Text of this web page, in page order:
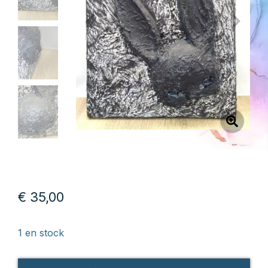
€ 35,00
1 en stock